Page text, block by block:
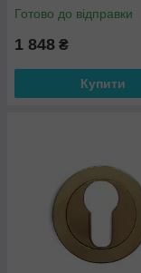
Готово до відправки
1 848 ₴
Купити